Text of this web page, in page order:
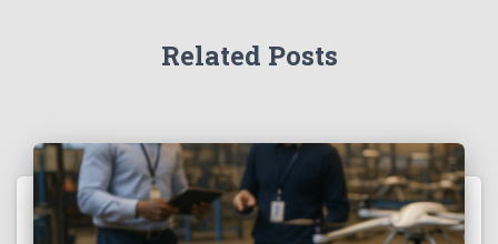
Related Posts